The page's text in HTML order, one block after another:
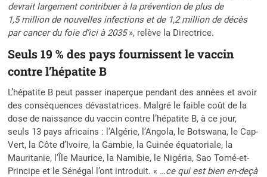
devrait largement contribuer à la prévention de plus de
1,5 million de nouvelles infections et de 1,2 million de décès
par cancer du foie d’ici à 2035», relève la Directrice.
Seuls 19 % des pays fournissent le vaccin
contre l’hépatite B
L’hépatite B peut passer inaperçue pendant des années et avoir
des conséquences dévastatrices. Malgré le faible coût de la
dose de naissance du vaccin contre l’hépatite B, à ce jour,
seuls 13 pays africains : l’Algérie, l’Angola, le Botswana, le Cap-
Vert, la Côte d’Ivoire, la Gambie, la Guinée équatoriale, la
Mauritanie, l’Île Maurice, la Namibie, le Nigéria, Sao Tomé-et-
Principe et le Sénégal l’ont introduit. « …ce qui est bien en-deçà